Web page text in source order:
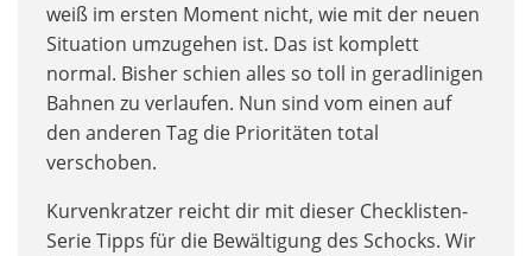
weiß im ersten Moment nicht, wie mit der neuen
Situation umzugehen ist. Das ist komplett
normal. Bisher schien alles so toll in geradlinigen
Bahnen zu verlaufen. Nun sind vom einen auf
den anderen Tag die Prioritäten total
verschoben.
Kurvenkratzer reicht dir mit dieser Checklisten-
Serie Tipps für die Bewältigung des Schocks. Wir